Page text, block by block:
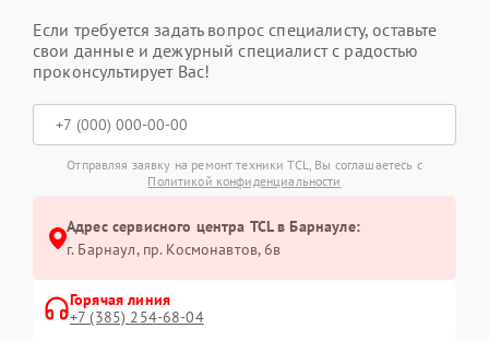
Если требуется задать вопрос специалисту, оставьте
свои данные и дежурный специалист с радостью
проконсультирует Вас!
Отправляя заявку на ремонт техники TCL, Вы соглашаетесь с
Политикой конфиденциальности
Адрес сервисного центра TCL в Барнауле:
г. Барнаул, ​пр. Космонавтов, 6в
Горячая линия
+7 (385) 254-68-04